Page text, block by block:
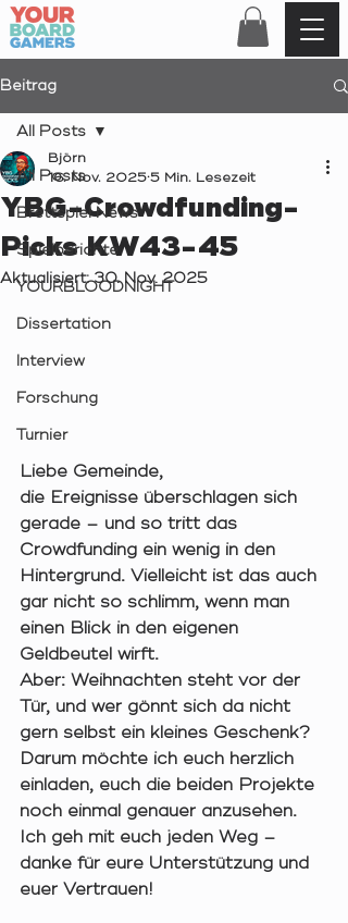
Beitrag
All Posts
Brettspiel News
Spielberichte
YOURBLOODNIGHT
Dissertation
Interview
Forschung
Turnier
All Posts
YBG-Crowdfunding-
Picks KW43-45
Björn
16. Nov. 2025 5 Min. Lesezeit
Aktualisiert:30. Nov. 2025
Liebe Gemeinde,
die Ereignisse überschlagen sich
gerade – und so tritt das
Crowdfunding ein wenig in den
Hintergrund. Vielleicht ist das auch
gar nicht so schlimm, wenn man
einen Blick in den eigenen
Geldbeutel wirft.
Aber: Weihnachten steht vor der
Tür, und wer gönnt sich da nicht
gern selbst ein kleines Geschenk?
Darum möchte ich euch herzlich
einladen, euch die beiden Projekte
noch einmal genauer anzusehen.
Ich geh mit euch jeden Weg –
danke für eure Unterstützung und
euer Vertrauen!